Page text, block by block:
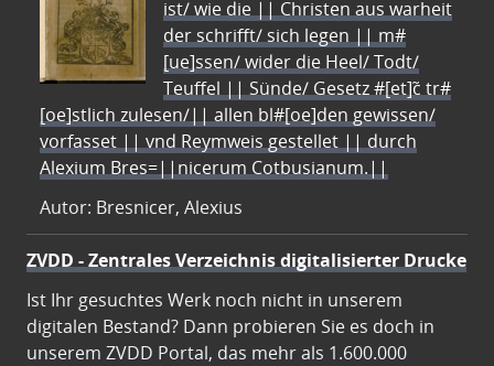
ist/ wie die || Christen aus warheit
der schrifft/ sich legen || m#
[ue]ssen/ wider die Heel/ Todt/
Teuffel || Sünde/ Gesetz #[et]c̃ tr#
[oe]stlich zulesen/|| allen bl#[oe]den gewissen/
vorfasset || vnd Reymweis gestellet || durch
Alexium Bres=||nicerum Cotbusianum.||
Autor: Bresnicer, Alexius
ZVDD - Zentrales Verzeichnis digitalisierter Drucke
Ist Ihr gesuchtes Werk noch nicht in unserem
digitalen Bestand? Dann probieren Sie es doch in
unserem ZVDD Portal, das mehr als 1.600.000